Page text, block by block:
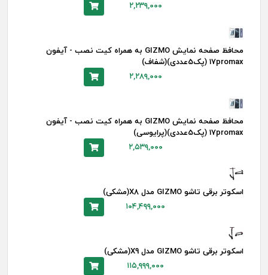
۲,۲۳۹,۰۰۰
محافظ صفحه نمایش GIZMO به همراه کیت نصب - آیفون
17promax (پک5عددی)(شفاف)
۲,۲۸۹,۰۰۰
محافظ صفحه نمایش GIZMO به همراه کیت نصب - آیفون
17promax (پک5عددی)(پرایوسی)
۲,۵۳۹,۰۰۰
اسکوتر برقی تاشو GIZMO مدل X8(مشکی)
۱۰۴,۴۹۹,۰۰۰
اسکوتر برقی تاشو GIZMO مدل X9(مشکی)
۱۱۵,۹۹۹,۰۰۰